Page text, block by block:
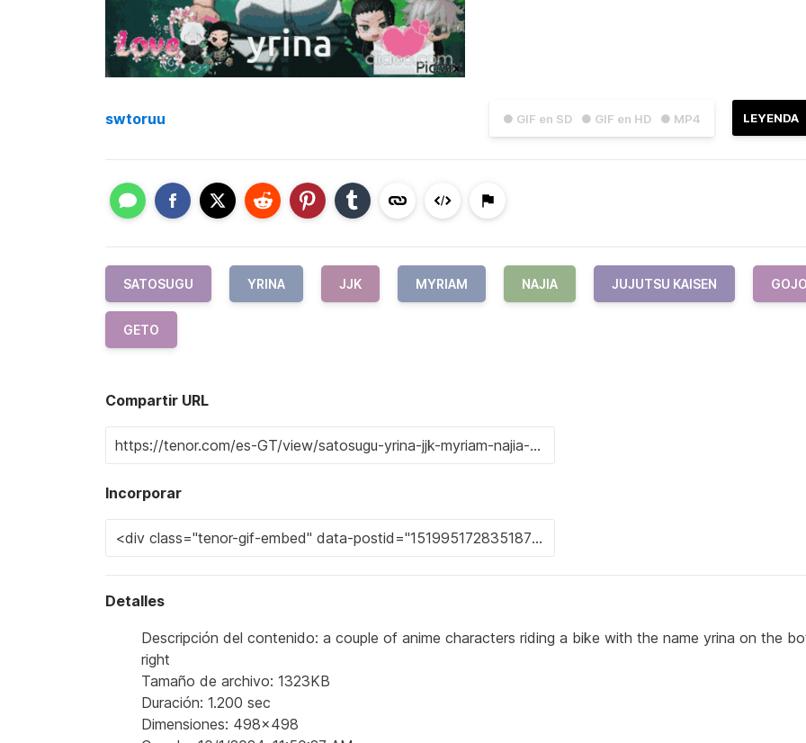
● GIF en SD ● GIF en HD ● MP4 LEYENDA
swtoruu
SATOSUGU YRINA JJK MYRIAM NAJIA JUJUTSU KAISEN
GETO
Compartir URL
Incorporar
Detalles
Descripción del contenido: a couple of anime characters riding a bike with the name yrina on the
right
Tamaño de archivo: 1323KB
Duración: 1.200 sec
Dimensiones: 498x498